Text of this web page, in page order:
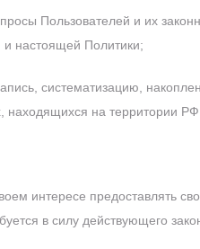
Пользователей и их
настоящей Политики;
систематизацию,
находящихся на территории РФ.
интересе предоставлять
в силу действующего